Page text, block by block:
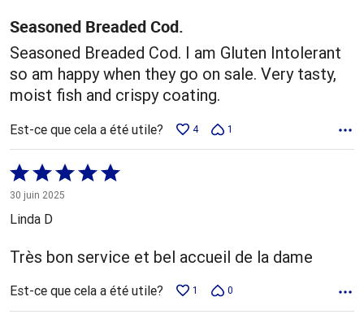
Seasoned Breaded Cod.
Seasoned Breaded Cod. I am Gluten Intolerant
so am happy when they go on sale. Very tasty,
moist fish and crispy coating.
Est-ce que cela a été utile? 4 1
Coté
5 sur
5
30 juin 2025
Linda D
Très bon service et bel accueil de la dame
Est-ce que cela a été utile? 1 0